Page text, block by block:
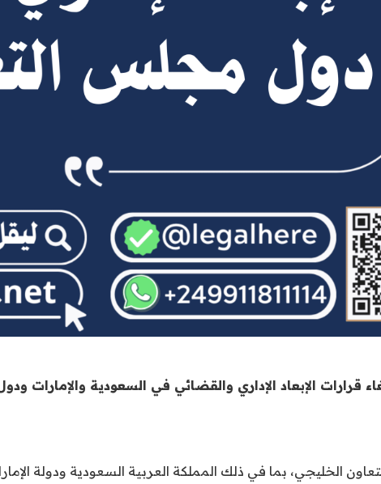
قرارات الإبعاد الإداري والقضائي في السعودية
الخليجي، بما في ذلك المملكة العربية السعودية ودولة